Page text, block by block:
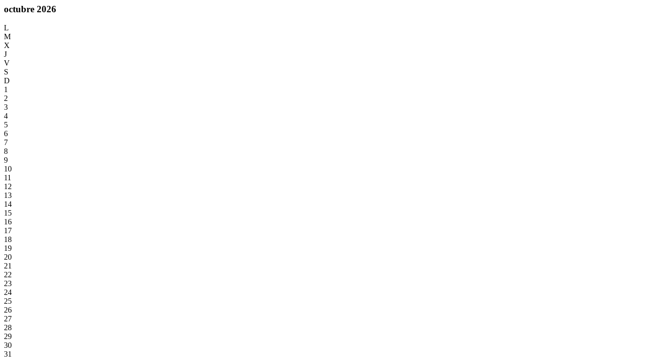
octubre 2026
L
M
X
J
V
S
D
1
2
3
4
5
6
7
8
9
10
11
12
13
14
15
16
17
18
19
20
21
22
23
24
25
26
27
28
29
30
31